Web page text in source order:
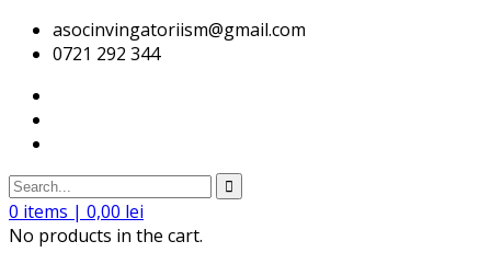
asocinvingatoriism@gmail.com
0721 292 344
0 items | 0,00 lei
No products in the cart.